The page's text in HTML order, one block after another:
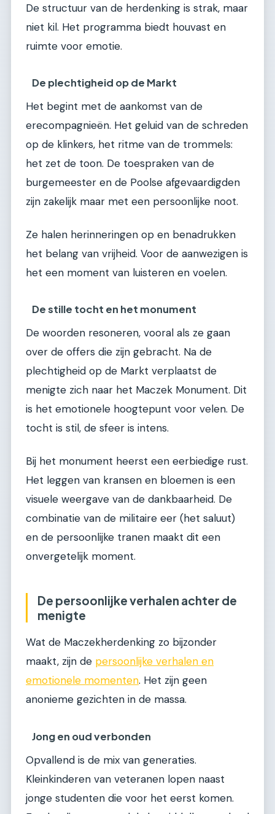
De structuur van de herdenking is strak, maar
niet kil. Het programma biedt houvast en
ruimte voor emotie.
De plechtigheid op de Markt
Het begint met de aankomst van de
erecompagnieën. Het geluid van de schreden
op de klinkers, het ritme van de trommels:
het zet de toon. De toespraken van de
burgemeester en de Poolse afgevaardigden
zijn zakelijk maar met een persoonlijke noot.
Ze halen herinneringen op en benadrukken
het belang van vrijheid. Voor de aanwezigen is
het een moment van luisteren en voelen.
De stille tocht en het monument
De woorden resoneren, vooral als ze gaan
over de offers die zijn gebracht. Na de
plechtigheid op de Markt verplaatst de
menigte zich naar het Maczek Monument. Dit
is het emotionele hoogtepunt voor velen. De
tocht is stil, de sfeer is intens.
Bij het monument heerst een eerbiedige rust.
Het leggen van kransen en bloemen is een
visuele weergave van de dankbaarheid. De
combinatie van de militaire eer (het saluut)
en de persoonlijke tranen maakt dit een
onvergetelijk moment.
De persoonlijke verhalen achter de
menigte
Wat de Maczekherdenking zo bijzonder
maakt, zijn de persoonlijke verhalen en
emotionele momenten. Het zijn geen
anonieme gezichten in de massa.
Jong en oud verbonden
Opvallend is de mix van generaties.
Kleinkinderen van veteranen lopen naast
jonge studenten die voor het eerst komen.